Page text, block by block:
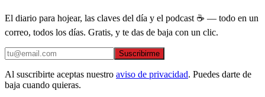
El diario para hojear, las claves del día y el podcast ☕ — todo en un
correo, todos los días. Gratis, y te das de baja con un clic.
Suscribirme
Al suscribirte aceptas nuestro aviso de privacidad. Puedes darte de
baja cuando quieras.